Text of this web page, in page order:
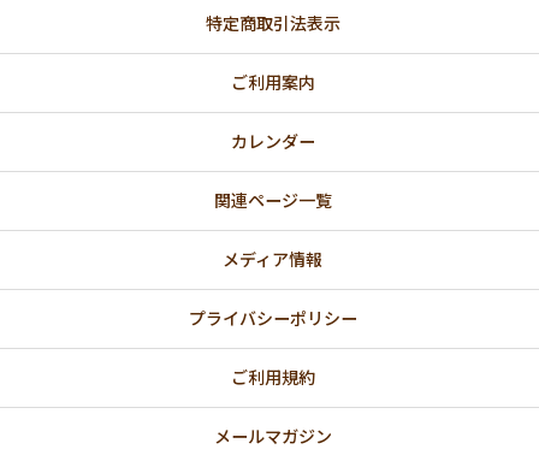
特定商取引法表示
ご利用案内
カレンダー
関連ページ一覧
メディア情報
プライバシーポリシー
ご利用規約
メールマガジン